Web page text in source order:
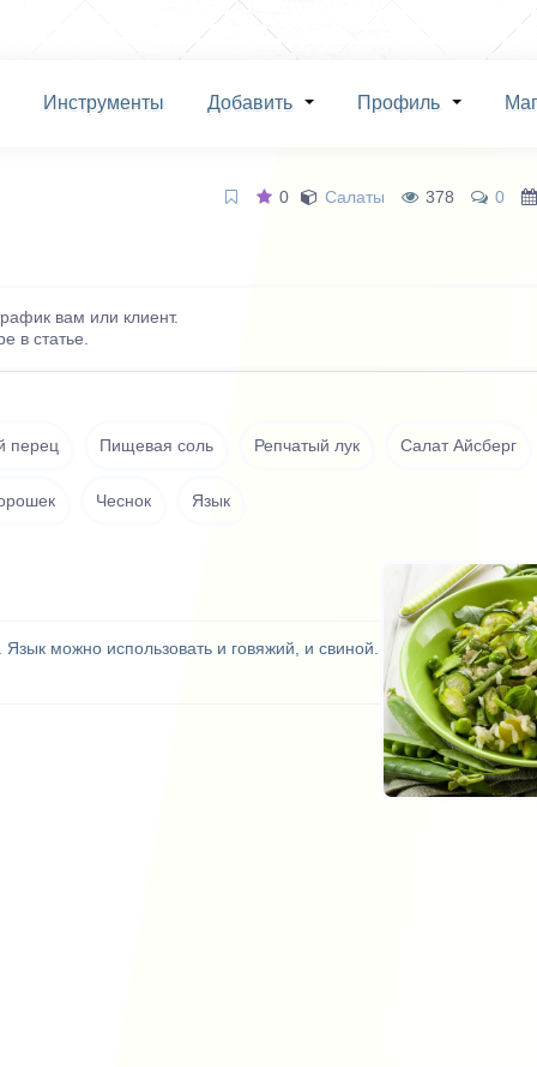
Инструменты Добавить Профиль
0 Салаты 378 0
вам или клиент.
в статье.
перец Пищевая соль Репчатый лук Салат Айсберг
Чеснок Язык
можно использовать и говяжий, и свиной.